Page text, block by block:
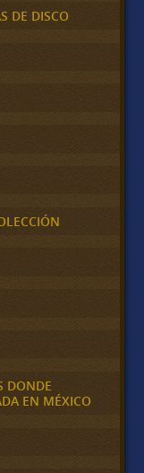
DE DISCO
DONDE
EN MÉXICO